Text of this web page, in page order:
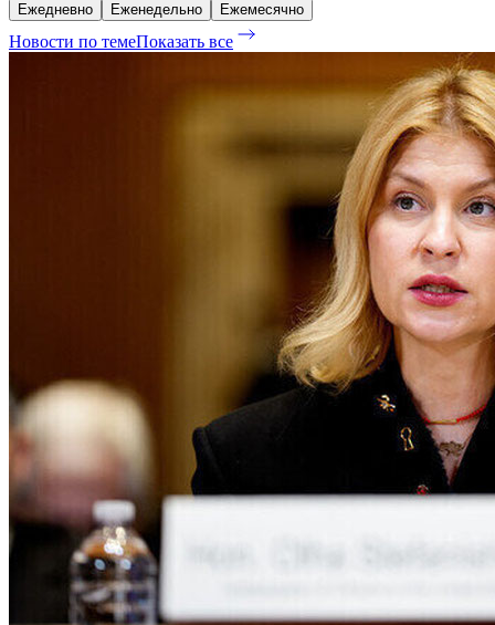
Ежедневно Еженедельно Ежемесячно
Новости по темеПоказать все